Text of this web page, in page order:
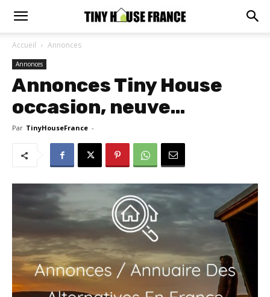
Accueil Annonces
Annonces
Annonces Tiny House
occasion, neuve…
Par TinyHouseFrance -